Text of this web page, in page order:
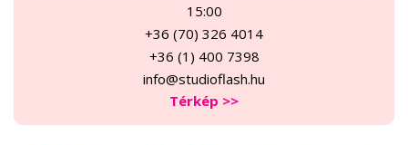
15:00
+36 (70) 326 4014
+36 (1) 400 7398
info@studioflash.hu
Térkép >>